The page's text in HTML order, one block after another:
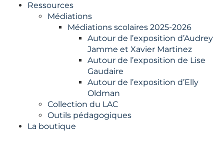
Ressources
Médiations
Médiations scolaires 2025-2026
Autour de l’exposition d’Audrey
Jamme et Xavier Martinez
Autour de l’exposition de Lise
Gaudaire
Autour de l’exposition d’Elly
Oldman
Collection du LAC
Outils pédagogiques
La boutique